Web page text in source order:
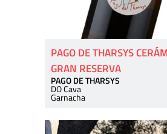
PAGO DE THARSYS
GRAN RESERVA
PAGO DE THARSYS
DO Cava
Garnacha